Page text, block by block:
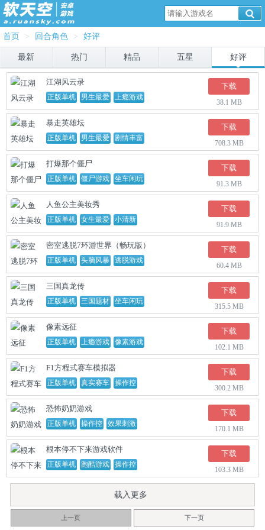
首页 > 回合角色 > 好评
最新 热门 精品 五星 好评
江湖风云录
正版单机 男生最爱 上瘾游戏
下载
38.1 MB
暴走英雄坛
正版单机 男生最爱 剧情丰富
下载
708.3 MB
打爆那个僵尸
正版单机 僵尸游戏 坐车闲玩
下载
91.3 MB
人鱼公主美妆秀
正版单机 女生最爱 小清新
下载
91.9 MB
密室逃脱7环游世界（畅玩版）
正版单机 头脑风暴 逃脱游戏
下载
60.4 MB
三国真龙传
正版单机 三国题材 坐车闲玩
下载
315.5 MB
像素远征
正版单机 上瘾游戏 像素游戏
下载
102.1 MB
F1方程式赛车模拟器
正版单机 真实赛车 操作控
下载
300.2 MB
恐怖奶奶游戏
正版单机 操作控 效果刺激
下载
170.1 MB
根本停不下来游戏软件
正版单机 跑酷游戏 操作控
下载
103.3 MB
载入更多
上一页 下一页